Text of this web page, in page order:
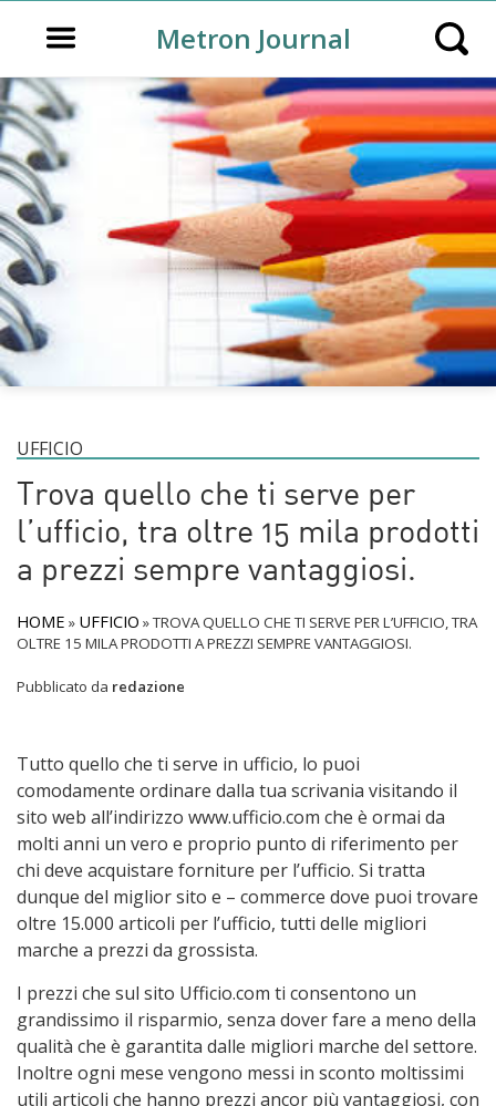
Open main menuMetron Journal Open
UFFICIO
Trova quello che ti serve per
l’ufficio, tra oltre 15 mila prodotti
a prezzi sempre vantaggiosi.
HOME » UFFICIO »TROVA QUELLO CHE TI SERVE PER L’UFFICIO, TRA
OLTRE 15 MILA PRODOTTI A PREZZI SEMPRE VANTAGGIOSI.
Pubblicato da redazione
Tutto quello che ti serve in ufficio, lo puoi
comodamente ordinare dalla tua scrivania visitando il
sito web all’indirizzo www.ufficio.com che è ormai da
molti anni un vero e proprio punto di riferimento per
chi deve acquistare forniture per l’ufficio. Si tratta
dunque del miglior sito e – commerce dove puoi trovare
oltre 15.000 articoli per l’ufficio, tutti delle migliori
marche a prezzi da grossista.
I prezzi che sul sito Ufficio.com ti consentono un
grandissimo il risparmio, senza dover fare a meno della
qualità che è garantita dalle migliori marche del settore.
Inoltre ogni mese vengono messi in sconto moltissimi
utili articoli che hanno prezzi ancor più vantaggiosi, con